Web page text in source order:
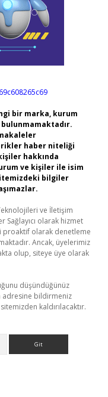
bir marka, kurum
haber niteliği
hakkında
ve kişiler ile isim
bilgiler
ve İletişim
Sağlayıcı olarak hizmet
proaktif olarak denetleme
Ancak, üyelerimiz
olup, siteye üye olarak
düşündüğünüz
adresine bildirmeniz
kaldırılacaktır.